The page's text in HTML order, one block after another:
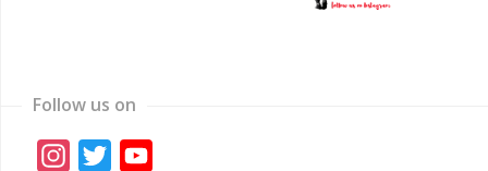
Follow us on
Instagram
Twitter